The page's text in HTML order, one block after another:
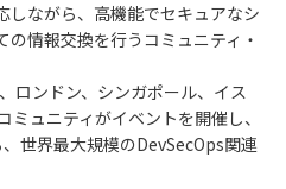
しながら、高機能でセキュアなシ
情報交換を行うコミュニティ・
ロンドン、シンガポール、イス
ュニティがイベントを開催し、
世界最大規模のDevSecOps関連